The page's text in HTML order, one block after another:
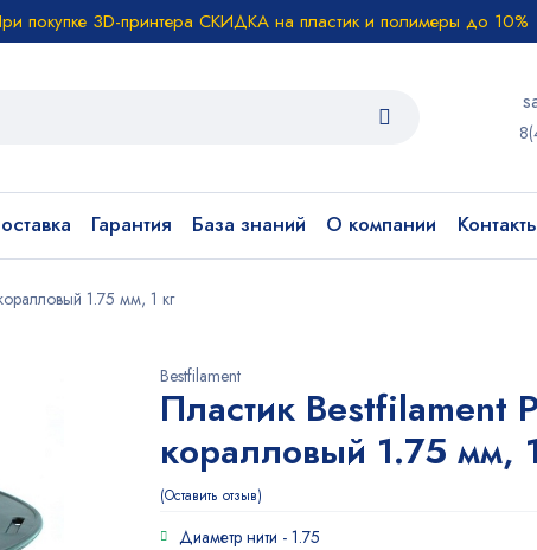
покупке 3D-принтера СКИДКА на пластик и полимеры до 10%
Гарантия База знаний О компании
1.75 мм, 1 кг
Bestfilament
Пластик Bestfilament
коралловый 1.75 мм,
Оставить отзыв
Диаметр нити - 1.75